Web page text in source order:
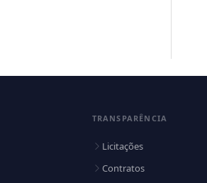
TRANSPARÊNCIA
Licitações
Contratos